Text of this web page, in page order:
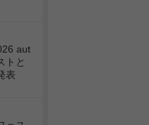
aut
トと
表